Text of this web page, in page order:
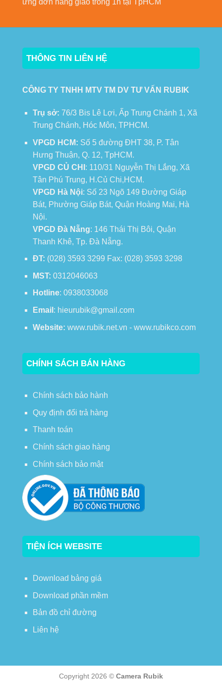
THÔNG TIN LIÊN HỆ
CÔNG TY TNHH MTV TM DV TƯ VẤN RUBIK
Trụ sở: 76/3 Bis Lê Lợi, Ấp Trung Chánh 1, Xã
Trung Chánh, Hóc Môn, TPHCM.
VPGD HCM: Số 5 đường ĐHT 38, P. Tân
Hưng Thuận, Q. 12, TpHCM.
VPGD CỦ CHI : 110/31 Nguyễn Thị Lắng, Xã
Tân Phú Trung, H.Củ Chi,HCM.
VPGD Hà Nội: Số 23 Ngõ 149 Đường Giáp
Bát, Phường Giáp Bát, Quận Hoàng Mai, Hà
Nội.
VPGD Đà Nẵng: 146 Thái Thị Bôi, Quận
Thanh Khê, Tp. Đà Nẵng.
ĐT: (028) 3593 3299 Fax: (028) 3593 3298
MST: 0312046063
Hotline: 0938033068
Email : hieurubik@gmail.com
Website: www.rubik.net.vn - www.rubikco.com
CHÍNH SÁCH BÁN HÀNG
Chính sách bảo hành
Quy định đổi trả hàng
Thanh toán
Chính sách giao hàng
Chính sách bảo mật
TIỆN ÍCH WEBSITE
Download bảng giá
Download phần mềm
Bản đồ chỉ đường
Liên hệ
Copyright 2026 © Camera Rubik